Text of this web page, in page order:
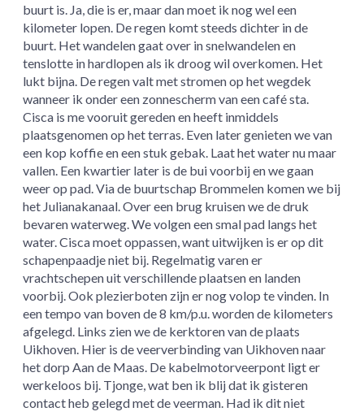
buurt is. Ja, die is er, maar dan moet ik nog wel een
kilometer lopen. De regen komt steeds dichter in de
buurt. Het wandelen gaat over in snelwandelen en
tenslotte in hardlopen als ik droog wil overkomen. Het
lukt bijna. De regen valt met stromen op het wegdek
wanneer ik onder een zonnescherm van een café sta.
Cisca is me vooruit gereden en heeft inmiddels
plaatsgenomen op het terras. Even later genieten we van
een kop koffie en een stuk gebak. Laat het water nu maar
vallen. Een kwartier later is de bui voorbij en we gaan
weer op pad. Via de buurtschap Brommelen komen we bij
het Julianakanaal. Over een brug kruisen we de druk
bevaren waterweg. We volgen een smal pad langs het
water. Cisca moet oppassen, want uitwijken is er op dit
schapenpaadje niet bij. Regelmatig varen er
vrachtschepen uit verschillende plaatsen en landen
voorbij. Ook plezierboten zijn er nog volop te vinden. In
een tempo van boven de 8 km/p.u. worden de kilometers
afgelegd. Links zien we de kerktoren van de plaats
Uikhoven. Hier is de veerverbinding van Uikhoven naar
het dorp Aan de Maas. De kabelmotorveerpont ligt er
werkeloos bij. Tjonge, wat ben ik blij dat ik gisteren
contact heb gelegd met de veerman. Had ik dit niet